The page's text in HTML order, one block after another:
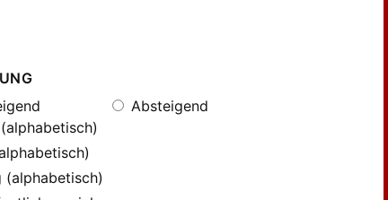
Absteigend
(alphabetisch)